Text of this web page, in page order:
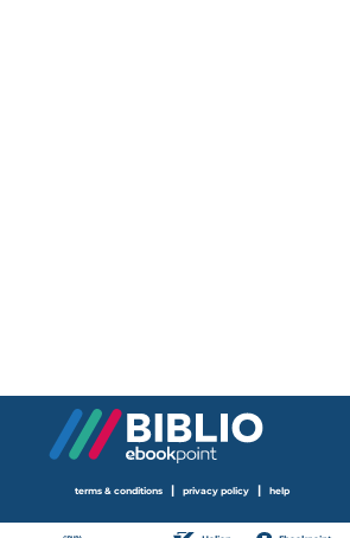
terms & conditions | privacy policy | help